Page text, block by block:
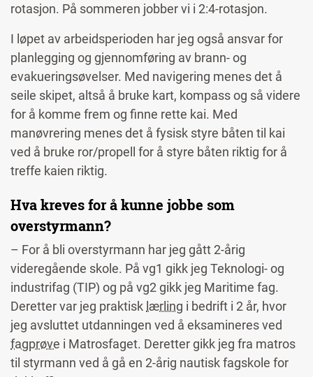
rotasjon. På sommeren jobber vi i 2:4-rotasjon.
I løpet av arbeidsperioden har jeg også ansvar for
planlegging og gjennomføring av brann- og
evakueringsøvelser. Med navigering menes det å
seile skipet, altså å bruke kart, kompass og så videre
for å komme frem og finne rette kai. Med
manøvrering menes det å fysisk styre båten til kai
ved å bruke ror/propell for å styre båten riktig for å
treffe kaien riktig.
Hva kreves for å kunne jobbe som
overstyrmann?
– For å bli overstyrmann har jeg gått 2-årig
videregående skole. På vg1 gikk jeg Teknologi- og
industrifag (TIP) og på vg2 gikk jeg Maritime fag.
Deretter var jeg praktisk lærling i bedrift i 2 år, hvor
jeg avsluttet utdanningen ved å eksamineres ved
fagprøve i Matrosfaget. Deretter gikk jeg fra matros
til styrmann ved å gå en 2-årig nautisk fagskole for